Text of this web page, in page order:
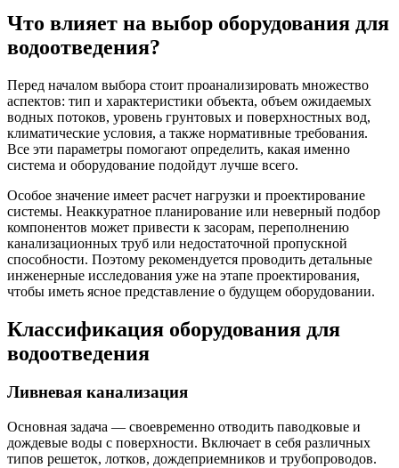
Что влияет на выбор оборудования для
водоотведения?
Перед началом выбора стоит проанализировать множество
аспектов: тип и характеристики объекта, объем ожидаемых
водных потоков, уровень грунтовых и поверхностных вод,
климатические условия, а также нормативные требования.
Все эти параметры помогают определить, какая именно
система и оборудование подойдут лучше всего.
Особое значение имеет расчет нагрузки и проектирование
системы. Неаккуратное планирование или неверный подбор
компонентов может привести к засорам, переполнению
канализационных труб или недостаточной пропускной
способности. Поэтому рекомендуется проводить детальные
инженерные исследования уже на этапе проектирования,
чтобы иметь ясное представление о будущем оборудовании.
Классификация оборудования для
водоотведения
Ливневая канализация
Основная задача — своевременно отводить паводковые и
дождевые воды с поверхности. Включает в себя различных
типов решеток, лотков, дождеприемников и трубопроводов.